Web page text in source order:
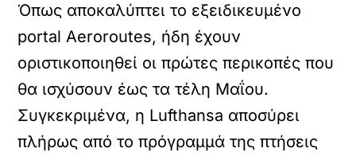
Όπως αποκαλύπτει το εξειδικευμένο
portal Aeroroutes, ήδη έχουν
οριστικοποιηθεί οι πρώτες περικοπές που
θα ισχύσουν έως τα τέλη Μαΐου.
Συγκεκριμένα, η Lufthansa αποσύρει
πλήρως από το πρόγραμμά της πτήσεις